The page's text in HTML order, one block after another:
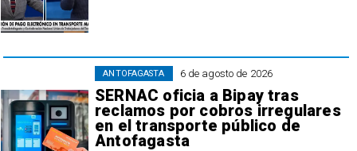
6 de agosto de 2026
SERNAC oficia a Bipay tras
reclamos por cobros irregulares
en el transporte público de
Antofagasta
ANTOFAGASTA